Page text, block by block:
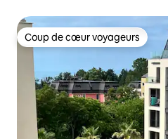
Coup de cœur voyageurs
Coup de cœur voyageurs